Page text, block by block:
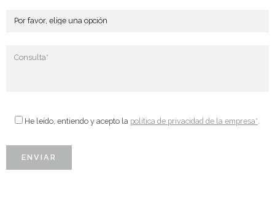
He leído, entiendo y acepto la política de privacidad de la empresa*